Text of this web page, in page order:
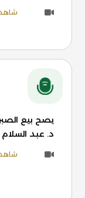
شاهد
يصح بيع
د. عبد السلام
شاهد